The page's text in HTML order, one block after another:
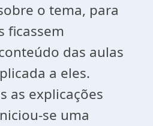
o tema, para
ficassem
das aulas
a eles.
as explicações
se uma